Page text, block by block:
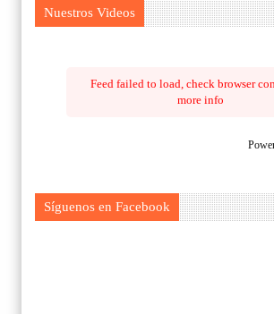
Nuestros Videos
Feed failed to load, check browser
more info
Síguenos en Facebook